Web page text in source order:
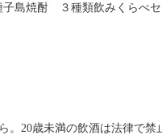
子島焼酎 ３種類飲みくらべセ
20歳未満の飲酒は法律で禁